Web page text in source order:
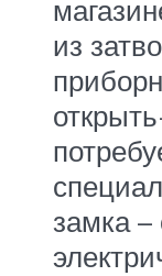
из
замка –